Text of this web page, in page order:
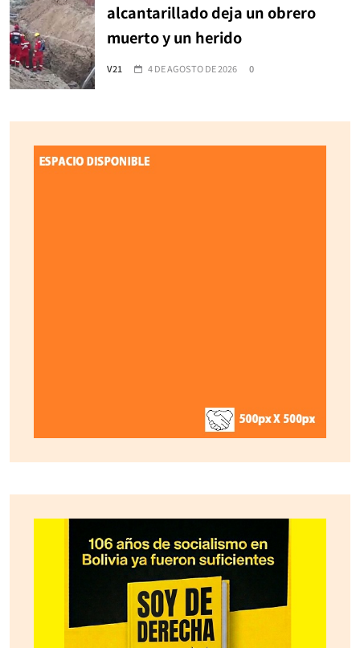
alcantarillado deja un obrero
muerto y un herido
V21 4 DE AGOSTO DE 2026 0